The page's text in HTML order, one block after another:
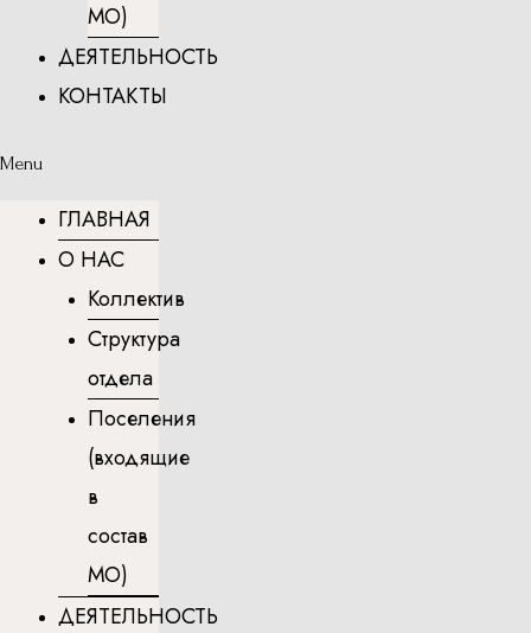
МО)
ДЕЯТЕЛЬНОСТЬ
КОНТАКТЫ
Menu
ГЛАВНАЯ
О НАС
Коллектив
Структура
отдела
Поселения
(входящие
в
состав
МО)
ДЕЯТЕЛЬНОСТЬ